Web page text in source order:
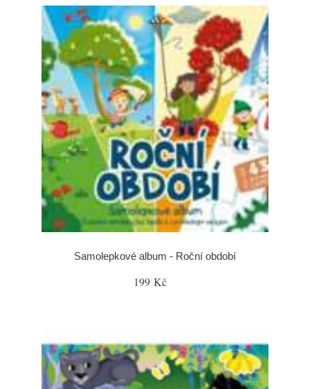
Samolepkové album - Roční období
199 Kč